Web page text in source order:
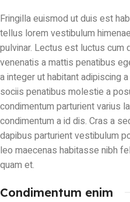
Fringilla euismod ut duis est
tellus lorem vestibulum
pulvinar. Lectus est luctus cum
venenatis a mattis penatibus
a integer ut habitant adipiscing
sociis penatibus molestie a
condimentum parturient varius
condimentum a id dis. Cras a
dapibus parturient vestibulum
leo maecenas habitasse nibh
quam et.
Condimentum enim